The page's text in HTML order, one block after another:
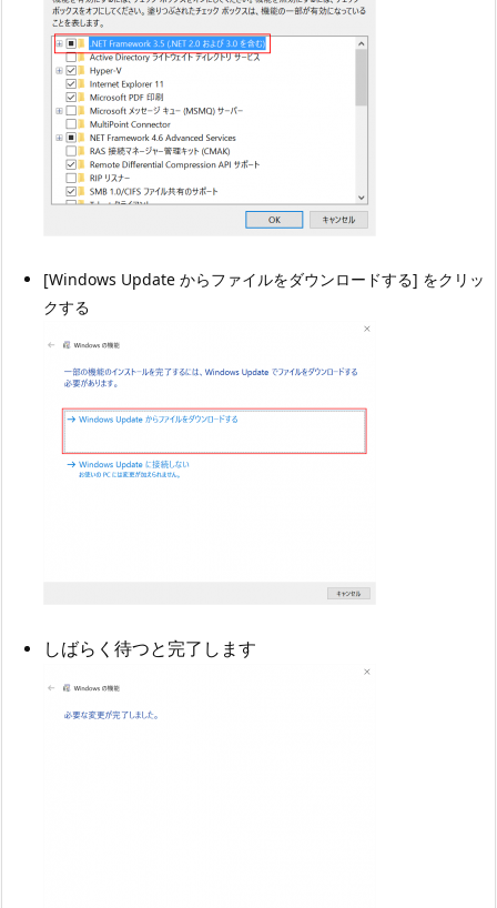
[Windows Update からファイルをダウンロードする] をクリッ
クする
しばらく待つと完了します